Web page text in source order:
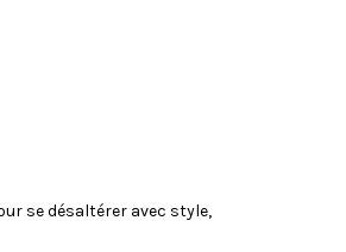
se désaltérer avec style,